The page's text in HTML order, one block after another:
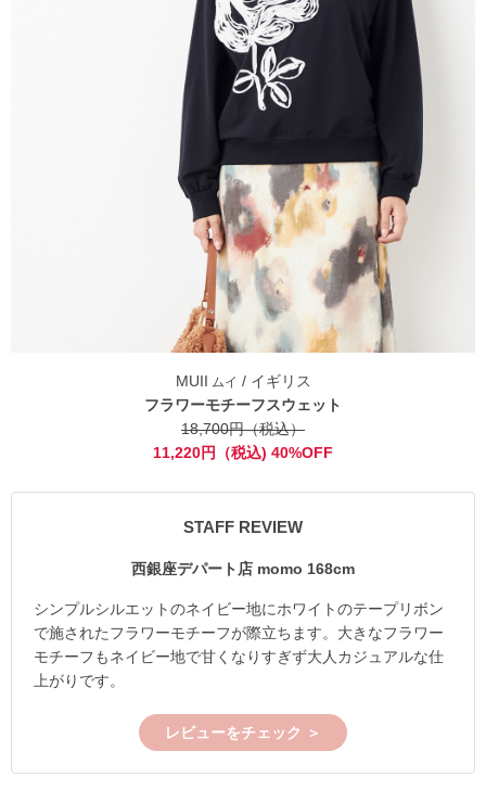
MUII ムイ / イギリス
フラワーモチーフスウェット
18,700円（税込）
11,220円（税込) 40%OFF
STAFF REVIEW
西銀座デパート店 momo 168cm
シンプルシルエットのネイビー地にホワイトのテープリボン
で施されたフラワーモチーフが際立ちます。大きなフラワー
モチーフもネイビー地で甘くなりすぎず大人カジュアルな仕
上がりです。
レビューをチェック ＞